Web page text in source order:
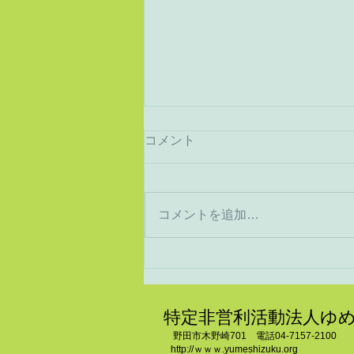
猛暑から酷暑へ
コメント
コメントを追加…
特定非営利活動法人ゆ
野田市木野崎701 電話04-7157-2100
http://ｗｗｗ.yumeshizuku.org